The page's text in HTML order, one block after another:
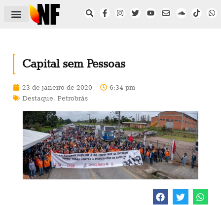
Capital sem Pessoas
23 de janeiro de 2020
6:34 pm
Destaque, Petrobrás